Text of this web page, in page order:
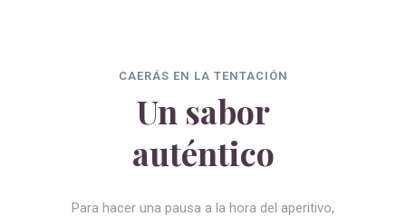
CAERÁS EN LA TENTACIÓN
Un sabor
auténtico
Para hacer una pausa a la hora del aperitivo,